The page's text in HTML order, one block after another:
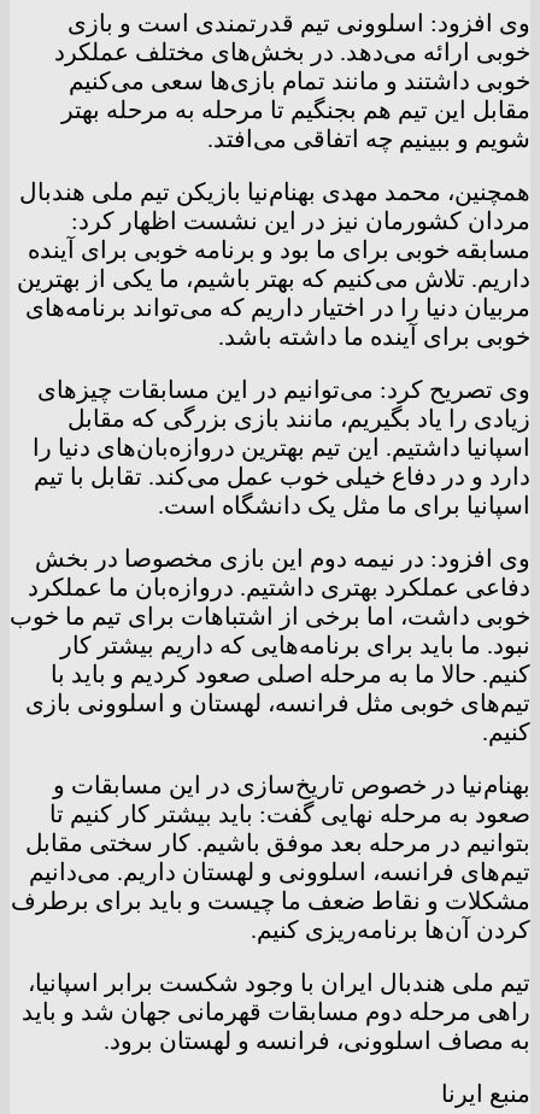
وی افزود: اسلوونی تیم قدرتمندی است و بازی
خوبی ارائه می‌دهد. در بخش‌های مختلف عملکرد
خوبی داشتند و مانند تمام بازی‌ها سعی می‌کنیم
مقابل این تیم هم بجنگیم تا مرحله به مرحله بهتر
شویم و ببینیم چه اتفاقی می‌افتد.
همچنین، محمد مهدی بهنام‌نیا بازیکن تیم ملی هندبال
مردان کشورمان نیز در این نشست اظهار کرد:
مسابقه خوبی برای ما بود و برنامه خوبی برای آینده
داریم. تلاش می‌کنیم که بهتر باشیم، ما یکی از بهترین
مربیان دنیا را در اختیار داریم که می‌تواند برنامه‌های
خوبی برای آینده ما داشته باشد.
وی تصریح کرد: می‌توانیم در این مسابقات چیزهای
زیادی را یاد بگیریم، مانند بازی بزرگی که مقابل
اسپانیا داشتیم. این تیم بهترین دروازه‌بان‌های دنیا را
دارد و در دفاع خیلی خوب عمل می‌کند. تقابل با تیم
اسپانیا برای ما مثل یک دانشگاه است.
وی افزود: در نیمه دوم این بازی مخصوصا در بخش
دفاعی عملکرد بهتری داشتیم. دروازه‌بان ما عملکرد
خوبی داشت، اما برخی از اشتباهات برای تیم ما خوب
نبود. ما باید برای برنامه‌هایی که داریم بیشتر کار
کنیم. حالا ما به مرحله اصلی صعود کردیم و باید با
تیم‌های خوبی مثل فرانسه، لهستان و اسلوونی بازی
کنیم.
بهنام‌نیا در خصوص تاریخ‌سازی در این مسابقات و
صعود به مرحله نهایی گفت: باید بیشتر کار کنیم تا
بتوانیم در مرحله بعد موفق باشیم. کار سختی مقابل
تیم‌های فرانسه، اسلوونی و لهستان داریم. می‌دانیم
مشکلات و نقاط ضعف ما چیست و باید برای برطرف
کردن آن‌ها برنامه‌ریزی کنیم.
تیم ملی هندبال ایران با وجود شکست برابر اسپانیا،
راهی مرحله دوم مسابقات قهرمانی جهان شد و باید
به مصاف اسلوونی، فرانسه و لهستان برود.
منبع ایرنا